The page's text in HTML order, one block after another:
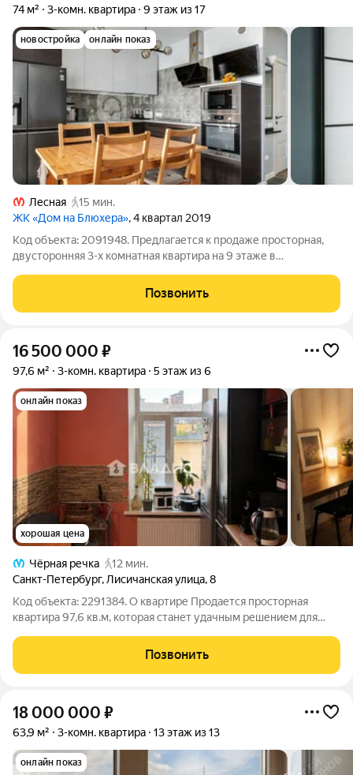
74 м² 3-комн. квартира 9 этаж из 17
новостройка онлайн показ
Лесная
15 мин.
ЖК «Дом на Блюхера», 4 квартал 2019
Код объекта: 2091948. Предлагается к продаже просторная,
двусторонняя 3-х комнатная квартира на 9 этаже в
это комфортабельный жилой комплекс с высоким рейтингом,
дом современной постройки.
Позвонить
16 500 000 ₽
97,6 м² 3-комн. квартира 5 этаж из 6
онлайн показ
хорошая цена
Чёрная речка
12 мин.
Санкт-Петербург, Лисичанская улица,8
Код объекта: 2291384. О квартире Продается просторная
квартира 97,6 кв.м, которая станет удачным решением для
отдельных комнат. Планировка позволяет каждому члену
семьи организовать собственное
Позвонить
18 000 000 ₽
63,9 м² 3-комн. квартира 13 этаж из 13
онлайн показ